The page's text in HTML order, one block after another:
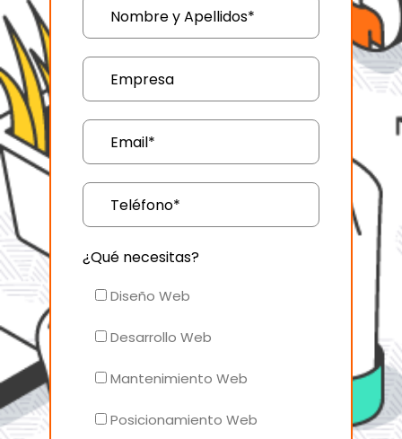
¿Qué necesitas?
Diseño Web
Desarrollo Web
Mantenimiento Web
Posicionamiento Web